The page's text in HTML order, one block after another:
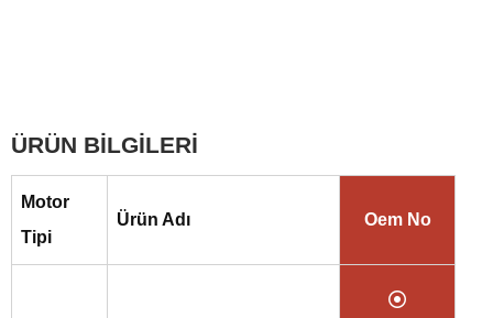
ÜRÜN BİLGİLERİ
Motor
Tipi
Ürün Adı Oem No